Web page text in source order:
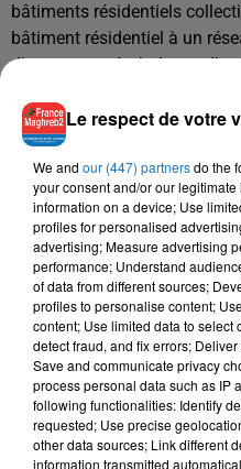
bâtiments résidentiels
bâtiment résidentiel à un
d’une pompe à chaleur
air/eau ou eau/eau ou
collective. »
donner plus de visibilité aux
énergétique.
(source Ministère de
Le respect de votre
We and our (447) partnersdo the
your consent and/or our
information on a device; Use
profiles for personalised
advertising; Measure advertising
performance; Understand
of data from different sources;
profiles to personalise content;
content; Use limited data to select
detect fraud, and fix errors;
Save and communicate privacy
process personal data such as IP
following functionalities: Identify
requested; Use precise
other data sources; Link different
information transmitted